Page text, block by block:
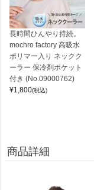
長時間ひんやり持続。
mochro factory 高吸水
ポリマー入り ネックク
ーラー 保冷剤ポケット
付き (No.09000762)
¥1,800(税込)
商品詳細